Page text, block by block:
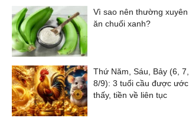
Vì sao nên thường xuyên
ăn chuối xanh?
Thứ Năm, Sáu, Bảy (6, 7,
8/9): 3 tuổi cầu được ước
thấy, tiền về liên tục